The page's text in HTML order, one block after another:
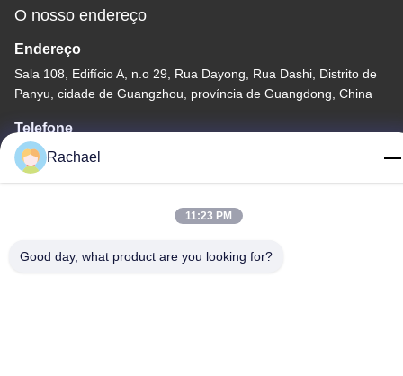
O nosso endereço
Endereço
Sala 108, Edifício A, n.o 29, Rua Dayong, Rua Dashi, Distrito de
Panyu, cidade de Guangzhou, província de Guangdong, China
Telefone
0086-15112103717
Rachael
11:23 PM
Good day, what product are you looking for?